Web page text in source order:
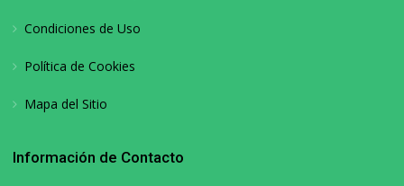
Condiciones de Uso
Política de Cookies
Mapa del Sitio
Información de Contacto